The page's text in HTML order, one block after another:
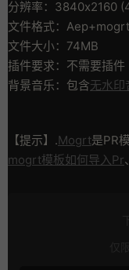
分辨率：3840x2160
文件格式：
文件大小：74MB
插件要求：不需要插件
背景音乐：包含无水印
【提示】.Mogrt是PR
mogrt模板如何导入Pr、